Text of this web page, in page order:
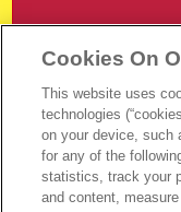
Cookies On
This website uses
technologies
on your device, such
for any of the
statistics, track your
and content,